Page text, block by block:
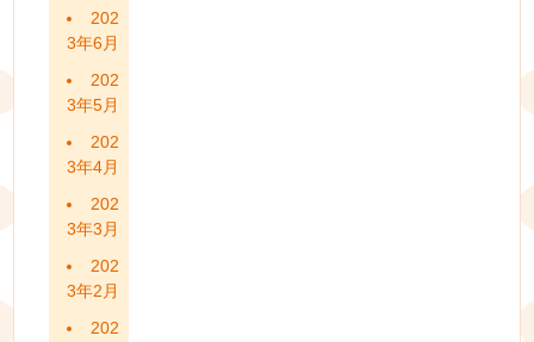
202
3年6月
202
3年5月
202
3年4月
202
3年3月
202
3年2月
202